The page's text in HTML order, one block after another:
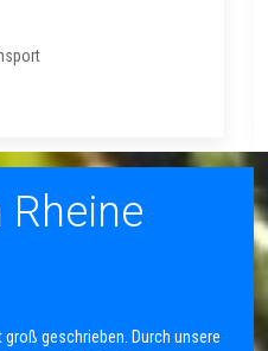
groß geschrieben. Durch unsere